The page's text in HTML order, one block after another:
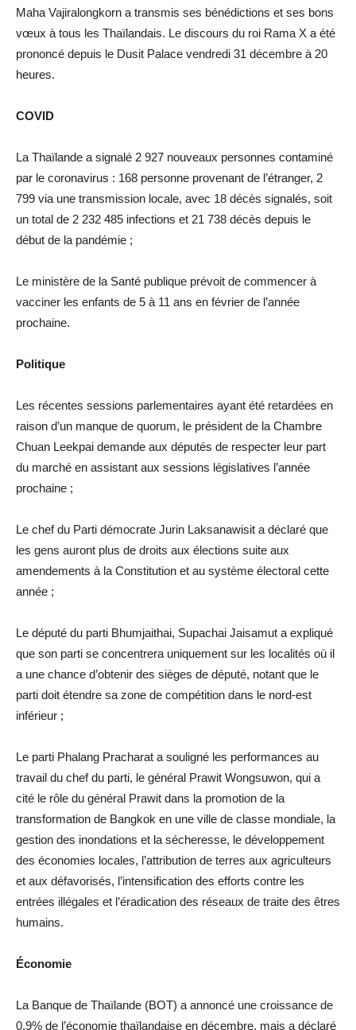
Maha Vajiralongkorn a transmis ses bénédictions et ses bons
vœux à tous les Thaïlandais. Le discours du roi Rama X a été
prononcé depuis le Dusit Palace vendredi 31 décembre à 20
heures.
COVID
La Thaïlande a signalé 2 927 nouveaux personnes contaminé
par le coronavirus : 168 personne provenant de l’étranger, 2
799 via une transmission locale, avec 18 décès signalés, soit
un total de 2 232 485 infections et 21 738 décès depuis le
début de la pandémie ;
Le ministère de la Santé publique prévoit de commencer à
vacciner les enfants de 5 à 11 ans en février de l’année
prochaine.
Politique
Les récentes sessions parlementaires ayant été retardées en
raison d’un manque de quorum, le président de la Chambre
Chuan Leekpai demande aux députés de respecter leur part
du marché en assistant aux sessions législatives l’année
prochaine ;
Le chef du Parti démocrate Jurin Laksanawisit a déclaré que
les gens auront plus de droits aux élections suite aux
amendements à la Constitution et au système électoral cette
année ;
Le député du parti Bhumjaithai, Supachai Jaisamut a expliqué
que son parti se concentrera uniquement sur les localités où il
a une chance d’obtenir des sièges de député, notant que le
parti doit étendre sa zone de compétition dans le nord-est
inférieur ;
Le parti Phalang Pracharat a souligné les performances au
travail du chef du parti, le général Prawit Wongsuwon, qui a
cité le rôle du général Prawit dans la promotion de la
transformation de Bangkok en une ville de classe mondiale, la
gestion des inondations et la sécheresse, le développement
des économies locales, l’attribution de terres aux agriculteurs
et aux défavorisés, l’intensification des efforts contre les
entrées illégales et l’éradication des réseaux de traite des êtres
humains.
Économie
La Banque de Thaïlande (BOT) a annoncé une croissance de
0,9% de l’économie thaïlandaise en décembre, mais a déclaré